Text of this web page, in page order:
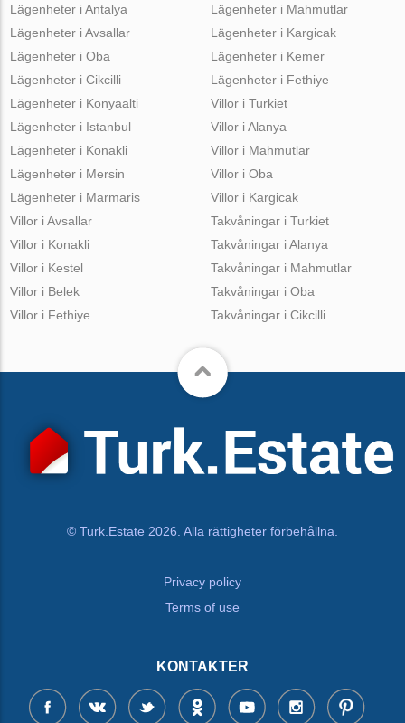
Lägenheter i Antalya
Lägenheter i Avsallar
Lägenheter i Oba
Lägenheter i Cikcilli
Lägenheter i Mahmutlar
Lägenheter i Kargicak
Lägenheter i Kemer
Lägenheter i Fethiye
Lägenheter i Konyaalti
Lägenheter i Istanbul
Lägenheter i Konakli
Lägenheter i Mersin
Lägenheter i Marmaris
Villor i Turkiet
Villor i Alanya
Villor i Mahmutlar
Villor i Oba
Villor i Kargicak
Villor i Avsallar
Villor i Konakli
Villor i Kestel
Villor i Belek
Villor i Fethiye
Takvåningar i Turkiet
Takvåningar i Alanya
Takvåningar i Mahmutlar
Takvåningar i Oba
Takvåningar i Cikcilli
© Turk.Estate 2026. Alla rättigheter förbehållna.
Privacy policy
Terms of use
KONTAKTER